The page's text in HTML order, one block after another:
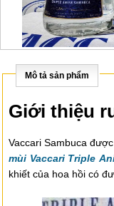
Mô tả sản phẩm
Giới thiệu
Vaccari Sambuca
mùi Vaccari Triple
khiết của hoa hồi có